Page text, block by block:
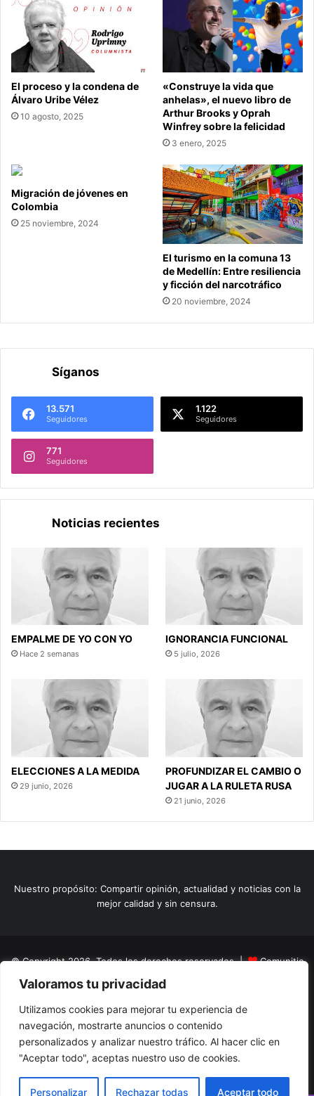
Valoramos tu privacidad
Utilizamos cookies para mejorar tu experiencia de
navegación, mostrarte anuncios o contenido
personalizados y analizar nuestro tráfico. Al hacer clic en
"Aceptar todo", aceptas nuestro uso de cookies.
Personalizar Rechazar todas Aceptar todo
El proceso y la condena de
Álvaro Uribe Vélez
10 agosto, 2025
«Construye la vida que
anhelas», el nuevo libro de
Arthur Brooks y Oprah
Winfrey sobre la felicidad
3 enero, 2025
Migración de jóvenes en
Colombia
25 noviembre, 2024
El turismo en la comuna 13
de Medellín: Entre resiliencia
y ficción del narcotráfico
20 noviembre, 2024
Síganos
13.571
Seguidores
1.122
Seguidores
771
Seguidores
Noticias recientes
EMPALME DE YO CON YO
Hace 2 semanas
IGNORANCIA FUNCIONAL
5 julio, 2026
ELECCIONES A LA MEDIDA
29 junio, 2026
PROFUNDIZAR EL CAMBIO O
JUGAR A LA RULETA RUSA
21 junio, 2026
Nuestro propósito: Compartir opinión, actualidad y noticias con la
mejor calidad y sin censura.
© Copyright 2026, Todos los derechos reservados |
Comunitic
SAS BICNit 901228106
Home
Actualidad Variedades Opinion Turismo
El Tinteadero
Caricaturas Reportajes
FacebookYouTubeInstagram